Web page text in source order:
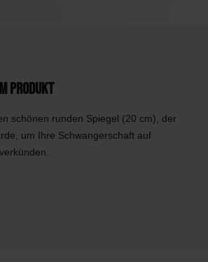
Produkt
schönen runden Spiegel (20 cm), der
um Ihre Schwangerschaft auf